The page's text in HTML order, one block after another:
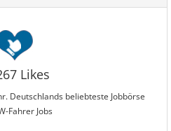
Likes
Deutschlands beliebteste Jobbörse
Fahrer Jobs